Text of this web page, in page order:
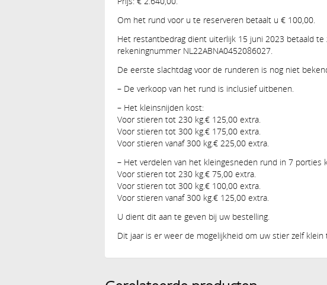
Om het rund voor u te reserveren betaalt u € 100,00.
Het restantbedrag dient uiterlijk 15 juni 2023 betaald te
rekeningnummer NL22ABNA0452086027.
De eerste slachtdag voor de runderen is nog niet
– De verkoop van het rund is inclusief uitbenen.
– Het kleinsnijden kost:
Voor stieren tot 230 kg.€ 125,00 extra.
Voor stieren tot 300 kg.€ 175,00 extra.
Voor stieren vanaf 300 kg.€ 225,00 extra.
– Het verdelen van het kleingesneden rund in 7 porties
Voor stieren tot 230 kg.€ 75,00 extra.
Voor stieren tot 300 kg.€ 100,00 extra.
Voor stieren vanaf 300 kg.€ 125,00 extra.
U dient dit aan te geven bij uw bestelling.
Dit jaar is er weer de mogelijkheid om uw stier zelf klein